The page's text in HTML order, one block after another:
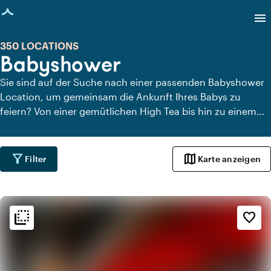
geladen
menu
Babyshower
350 LOCATIONS
Sie sind auf der Suche nach einer passenden Babyshower
Location, um gemeinsam die Ankunft Ihres Babys zu
feiern? Von einer gemütlichen High Tea bis hin zu einem
Locations mit entspannter Atmosphäre, komfortablen
Sitzmöglichkeiten und viel Raum, um diesen besonderen
Moment gebührend zu genießen. Entdecken Sie, welche
filter_alt Filter map Karte anzeigen
flip_to_back favorite_border
flip_to_back Ambiente und Ästhetik
style
Hotel Chic
info